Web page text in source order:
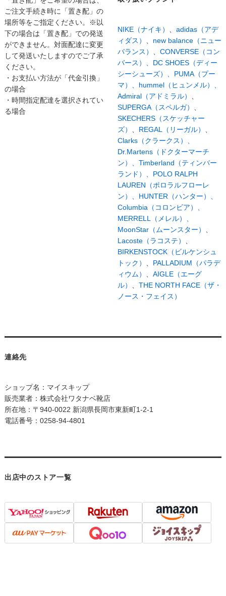
ご注文手続き時に「置き配」の
場所等をご指定ください。※以
下の場合は「置き配」での発送
ができません。対面配達に変更
して発送いたしますのでご了承
ください。
・お支払い方法が「代金引換」
の場合
・時間指定配達を選択されてい
る場合
NIKE（ナイキ） 、 adidas（アデ
ィダス） 、 new balance（ニュー
バランス） 、 CONVERSE（コン
バース）、 DC SHOES（ディー
シーシューズ）、 PUMA（プー
マ）、 hummel（ヒュンメル）、
Admiral（アドミラル） 、
SUPERGA（スペルガ） 、
SKECHERS（スケッチャー
ズ） 、 REGAL（リーガル） 、
Clarks（クラークス）、
Dr.Martens（ドクターマーチ
ン）、 Timberland（ティンバー
ランド）、 POLO RALPH
LAUREN（ポロラルフローレ
ン）、 HUNTER（ハンター）、
Columbia（コロンビア）、
MERRELL（メレル）、
MoonStar（ムーンスター） 、
Lacoste（ラコステ） 、
BIRKENSTOCK（ビルケンシュ
トック） 、 PALLADIUM（パラデ
ィウム） 、 AIGLE（エーグ
ル） 、 THE NORTH FACE（ザ・
ノース・フェイス）
連絡先
ショップ名：マイスキップ
販売業者：株式会社ワタナベ靴店
所在地：〒940-0022 新潟県長岡市東新町1-2-1
電話番号：0258-94-4801
出店中のストア一覧